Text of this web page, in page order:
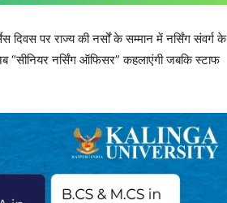
दिवस पर राज्य की नर्सों के सम्मान में नर्सिंग संवर्ग के
“सीनियर नर्सिंग ऑफिसर” कहलाएंगी जबकि स्टाफ